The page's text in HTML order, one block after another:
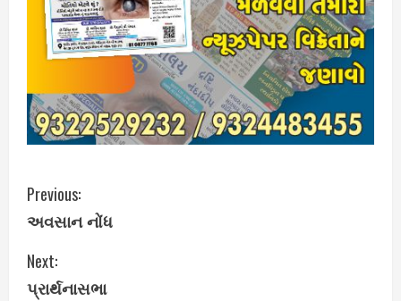
C
o
n
Previous:
અવસાન નોંધ
Next:
પ્રાર્થનાસભા